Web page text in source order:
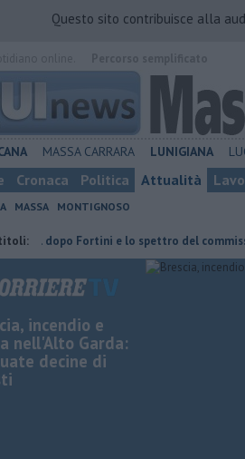
Questo sito contribuisce alla
MASSA CARRARA LUNIGIANA
Cronaca Politica Attualità
MASSA MONTIGNOSO
Fortini e lo spettro del
incendio e
nell'Alto Garda:
decine di